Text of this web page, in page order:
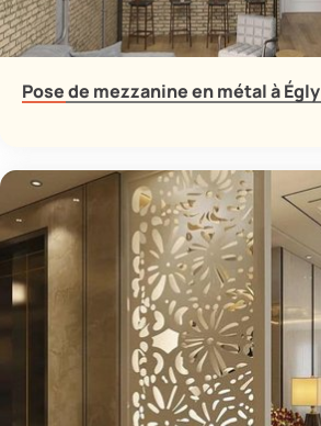
Pose de mezzanine en métal à Égly